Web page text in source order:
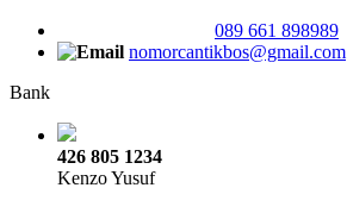
089 661 898989
nomorcantikbos@gmail.com
Bank
426 805 1234
Kenzo Yusuf